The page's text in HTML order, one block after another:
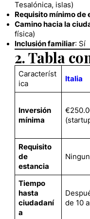
Tesalónica, islas)
Requisito mínimo de
Camino hacia la
física)
Inclusión familiar: Sí
2. Tabla
Característ
ica
Italia
Inversión
mínima
Requisito
de
estancia
Tiempo
hasta
ciudadaní
a
de 10